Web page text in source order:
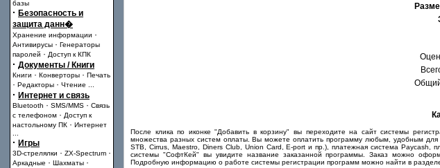
базы
· Безопасность и
защита данн�
Хранение информации ·
Антивирусы · Генераторы
паролей · Доступ к КПК
· Документы / Книги
Книги · Конверторы · Печать
· Редакторы · Чтение
· Интернет и связь
Bluetooth · SMS/MMS · Связь
с телефоном · Доступ к
настольному ПК · Интернет
· Игры
3D-стрелялки · ZX-Spectrum ·
Аркадные · Шахматы ·
После клика по иконке "Добавить в корзину" вы переходите на сайт системы
множества разных систем оплаты. Вы можете оплатить программу любым, удобным для
STB, Cirrus, Maestro, Diners Club, Union Card, E-port и пр.), платежная система Paycash,
системы "СофтКей" вы увидите название заказанной программы. Заказ можно
Подробную информацию о работе системы регистрации программ можно найти в